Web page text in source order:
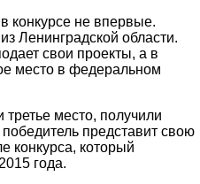
конкурсе не впервые.
Ленинградской области.
свои проекты, а в
место в федеральном
место, получили
представит свою
конкурса, который
года.